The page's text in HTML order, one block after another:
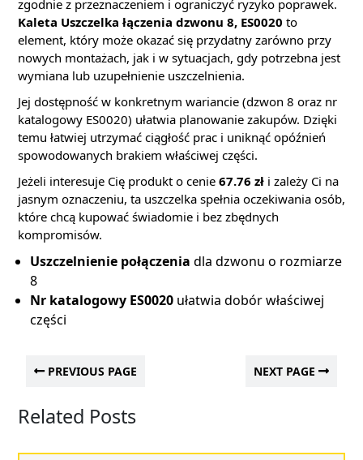
zgodnie z przeznaczeniem i ograniczyć ryzyko poprawek.
Kaleta Uszczelka łączenia dzwonu 8, ES0020 to
element, który może okazać się przydatny zarówno przy
nowych montażach, jak i w sytuacjach, gdy potrzebna jest
wymiana lub uzupełnienie uszczelnienia.
Jej dostępność w konkretnym wariancie (dzwon 8 oraz nr
katalogowy ES0020) ułatwia planowanie zakupów. Dzięki
temu łatwiej utrzymać ciągłość prac i uniknąć opóźnień
spowodowanych brakiem właściwej części.
Jeżeli interesuje Cię produkt o cenie 67.76 zł i zależy Ci na
jasnym oznaczeniu, ta uszczelka spełnia oczekiwania osób,
które chcą kupować świadomie i bez zbędnych
kompromisów.
Uszczelnienie połączenia dla dzwonu o rozmiarze
8
Nr katalogowy ES0020 ułatwia dobór właściwej
części
PREVIOUS PAGE NEXT PAGE
Related Posts